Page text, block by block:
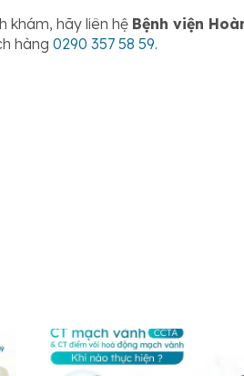
khám, hãy liên hệ Bệnh viện
hàng 0290 357 58 59.